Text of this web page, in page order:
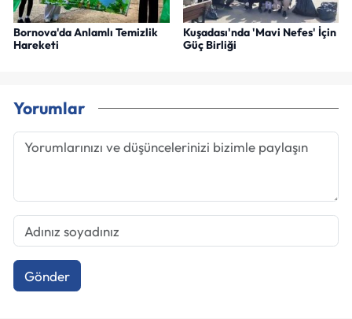
Bornova'da Anlamlı Temizlik
Hareketi
Kuşadası'nda 'Mavi Nefes' İçin
Güç Birliği
Yorumlar
Gönder